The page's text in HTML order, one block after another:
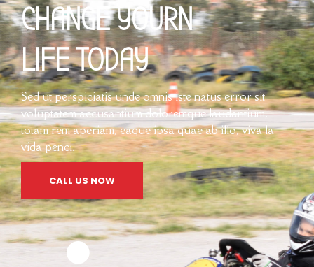
CHANGE YOURN
LIFE TODAY
Sed ut perspiciatis unde omnis iste natus error sit
voluptatem accusantium doloremque laudantium,
totam rem aperiam, eaque ipsa quae ab illo, viva la
vida penci.
CALL US NOW